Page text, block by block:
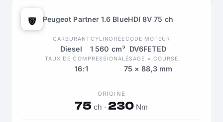
Peugeot Partner 1.6 BlueHDI 8V 75 ch
CARBURANT
Diesel
CYLINDRÉE
1 560 cm³
CODE MOTEUR
DV6FETED
TAUX DE COMPRESSION
16:1
ALÉSAGE × COURSE
75 × 88,3 mm
ORIGINE
75 ch · 230 Nm